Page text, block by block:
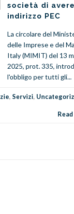
società di
indirizzo PEC
La circolare del
delle Imprese e del
Italy (MIMIT) del 13
2025, prot. 335,
l'obbligo per tutti gli...
, Servizi,